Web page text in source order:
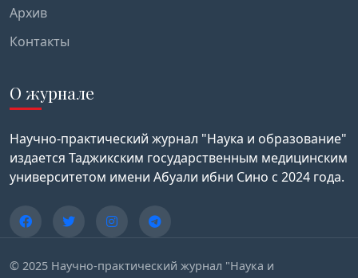
Архив
Контакты
О журнале
Научно-практический журнал "Наука и образование"
издается Таджикским государственным медицинским
университетом имени Абуали ибни Сино с 2024 года.
© 2025 Научно-практический журнал "Наука и